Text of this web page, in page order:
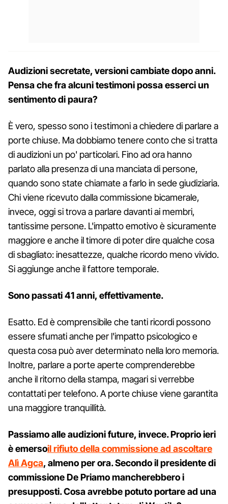
Audizioni secretate, versioni cambiate dopo anni.
Pensa che fra alcuni testimoni possa esserci un
sentimento di paura?
È vero, spesso sono i testimoni a chiedere di parlare a
porte chiuse. Ma dobbiamo tenere conto che si tratta
di audizioni un po' particolari. Fino ad ora hanno
parlato alla presenza di una manciata di persone,
quando sono state chiamate a farlo in sede giudiziaria.
Chi viene ricevuto dalla commissione bicamerale,
invece, oggi si trova a parlare davanti ai membri,
tantissime persone. L'impatto emotivo è sicuramente
maggiore e anche il timore di poter dire qualche cosa
di sbagliato: inesattezze, qualche ricordo meno vivido.
Si aggiunge anche il fattore temporale.
Sono passati 41 anni, effettivamente.
Esatto. Ed è comprensibile che tanti ricordi possono
essere sfumati anche per l'impatto psicologico e
questa cosa può aver determinato nella loro memoria.
Inoltre, parlare a porte aperte comprenderebbe
anche il ritorno della stampa, magari si verrebbe
contattati per telefono. A porte chiuse viene garantita
una maggiore tranquillità.
Passiamo alle audizioni future, invece. Proprio ieri
è emersoil rifiuto della commissione ad ascoltare
Alì Agca, almeno per ora. Secondo il presidente di
commissione De Priamo mancherebbero i
presupposti. Cosa avrebbe potuto portare ad una